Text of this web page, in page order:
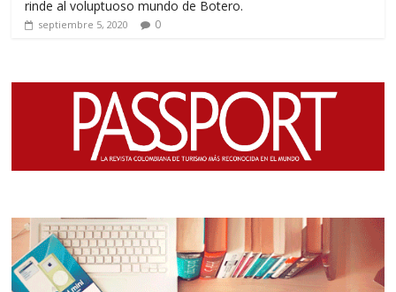
rinde al voluptuoso mundo de Botero.
septiembre 5, 2020 0